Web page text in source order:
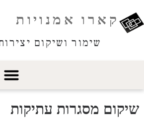
קארו אמנויות
שימור ושיקום
שיקום מסגרות עתיקות